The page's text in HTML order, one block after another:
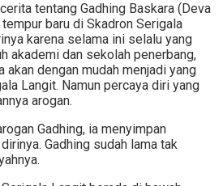
tentang Gadhing Baskara (Deva
baru di Skadron Serigala
karena selama ini selalu yang
akademi dan sekolah penerbang,
akan dengan mudah menjadi yang
Langit. Namun percaya diri yang
arogan.
Gadhing, ia menyimpan
Gadhing sudah lama tak